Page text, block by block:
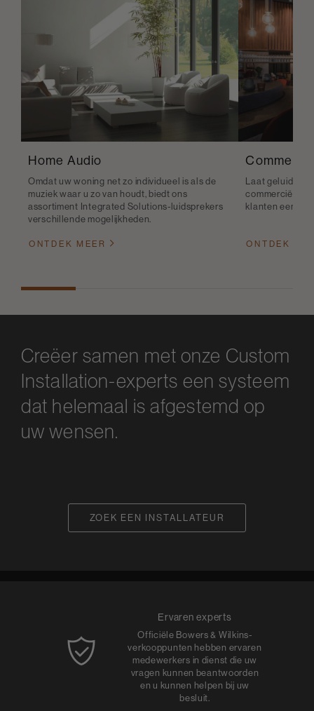
Home Audio
Omdat uw woning net zo individueel is als de
muziek waar u zo van houdt, biedt ons
assortiment Integrated Solutions-luidsprekers
verschillende mogelijkheden.
ONTDEK MEER
Laat geluid
commerciële
klanten een
ONTDEK
Creëer samen met onze Custom
Installation-experts een systeem
dat helemaal is afgestemd op
uw wensen.
ZOEK EEN INSTALLATEUR
Ervaren experts
Officiële Bowers & Wilkins-
verkooppunten hebben ervaren
medewerkers in dienst die uw
vragen kunnen beantwoorden
en u kunnen helpen bij uw
besluit.